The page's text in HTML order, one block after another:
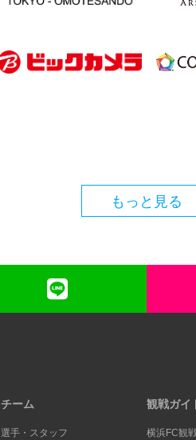
もっと見る
チーム
選手・スタッフ
観戦ガイ
横浜FC観